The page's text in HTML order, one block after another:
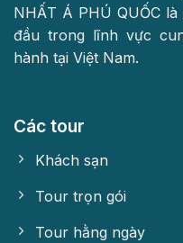
NHẤT Á PHÚ QUỐC
đầu trong lĩnh vực
hành tại Việt Nam.
Các tour
Khách sạn
Tour trọn gói
Tour hằng ngày